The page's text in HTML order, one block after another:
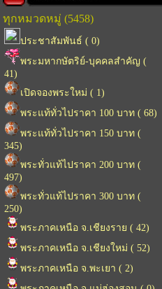
ทุกหมวดหมู่ (5458)
ประชาสัมพันธ์ ( 0)
พระมหากษัตริย์-บุคคลสำคัญ (
41)
เปิดจองพระใหม่ ( 1)
พระแท้ทั่วไปราคา 100 บาท ( 68)
พระแท้ทั่วไปราคา 150 บาท (
345)
พระทั่วแท้ไปราคา 200 บาท (
497)
พระทั่วแท้ไปราคา 300 บาท (
250)
พระภาคเหนือ จ.เชียงราย ( 42)
พระภาคเหนือ จ.เชียงใหม่ ( 52)
พระภาคเหนือ จ.พะเยา ( 2)